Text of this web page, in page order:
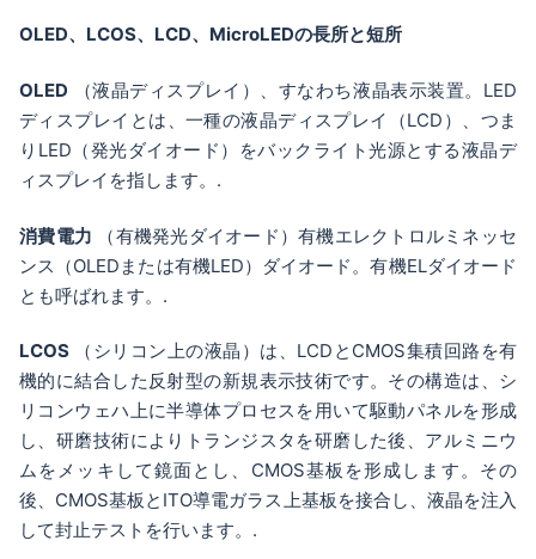
OLED、LCOS、LCD、MicroLEDの長所と短所
OLED （液晶ディスプレイ）、すなわち液晶表示装置。LED
ディスプレイとは、一種の液晶ディスプレイ（LCD）、つま
りLED（発光ダイオード）をバックライト光源とする液晶デ
ィスプレイを指します。.
消費電力 （有機発光ダイオード）有機エレクトロルミネッセ
ンス（OLEDまたは有機LED）ダイオード。有機ELダイオード
とも呼ばれます。.
LCOS （シリコン上の液晶）は、LCDとCMOS集積回路を有
機的に結合した反射型の新規表示技術です。その構造は、シ
リコンウェハ上に半導体プロセスを用いて駆動パネルを形成
し、研磨技術によりトランジスタを研磨した後、アルミニウ
ムをメッキして鏡面とし、CMOS基板を形成します。その
後、CMOS基板とITO導電ガラス上基板を接合し、液晶を注入
して封止テストを行います。.